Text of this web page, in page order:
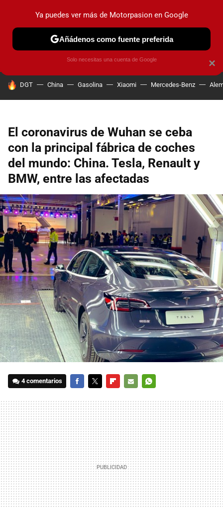
PRUEBAS COCHES ELÉCTRICOS OBSERVATORIO
HOY SE HABLA DE
DGT China Gasolina Xiaomi Mercedes-Benz
El coronavirus de Wuhan se ceba
con la principal fábrica de coches
del mundo: China. Tesla, Renault y
BMW, entre las afectadas
4 comentarios
MAIL
×
Ya puedes ver más de Motorpasion en Google
Añádenos como fuente preferida
Solo necesitas una cuenta de Google